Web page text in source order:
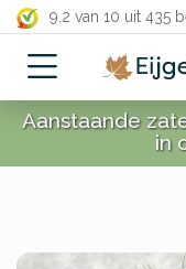
9.2 van 10 uit 435
close
Aanstaande
in